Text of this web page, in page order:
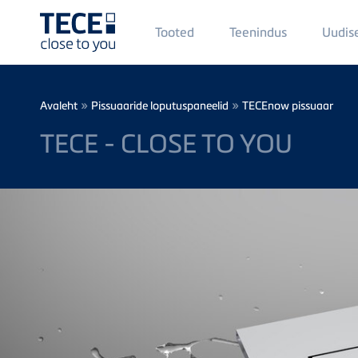
Main
Menü
1
Tooted Teenindus
Breadcrumb
Avaleht » Pissuaaride loputuspaneelid » TECEnow pissuaar
TECE - CLOSE TO YOU